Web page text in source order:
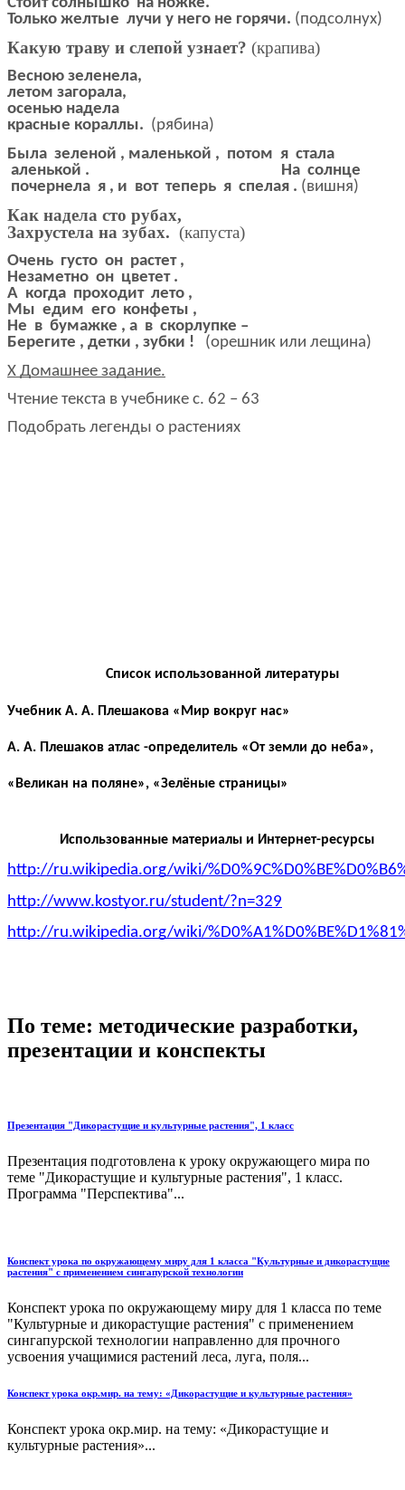
Только желтые лучи у него не горячи. (подсолнух)
Какую траву и слепой узнает? (крапива)
Весною зеленела,
летом загорала,
осенью надела
красные кораллы. (рябина)
Была зеленой , маленькой , потом я стала
аленькой . На солнце
почернела я , и вот теперь я спелая . (вишня)
Как надела сто рубах,
Захрустела на зубах. (капуста)
Очень густо он растет ,
Незаметно он цветет .
А когда проходит лето ,
Мы едим его конфеты ,
Не в бумажке , а в скорлупке –
Берегите , детки , зубки ! (орешник или лещина)
X Домашнее задание.
Чтение текста в учебнике с. 62 – 63
Подобрать легенды о растениях
Список использованной литературы
Учебник А. А. Плешакова «Мир вокруг нас»
А. А. Плешаков атлас -определитель «От земли до неба»,
«Великан на поляне», «Зелёные страницы»
Использованные материалы и Интернет-ресурсы
http://ru.wikipedia.org/wiki/
http://www.kostyor.ru/student/?n=329
http://ru.wikipedia.org/wiki/
По теме: методические разработки,
презентации и конспекты
Презентация "Дикорастущие и культурные растения", 1 класс
Презентация подготовлена к уроку окружающего мира по
теме "Дикорастущие и культурные растения", 1 класс.
Программа "Перспектива"...
Конспект урока по окружающему миру для 1 класса "Культурные и дикорастущие
растения" с применением сингапурской технологии
Конспект урока по окружающему миру для 1 класса по теме
"Культурные и дикорастущие растения" с применением
сингапурской технологии направленно для прочного
усвоения учащимися растений леса, луга, поля...
Конспект урока окр.мир. на тему: «Дикорастущие и культурные растения»
Конспект урока окр.мир. на тему: «Дикорастущие и
культурные растения»...